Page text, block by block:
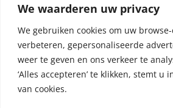
We waarderen uw privacy
We gebruiken cookies om uw
verbeteren, gepersonaliseerde
weer te geven en ons verkeer te
‘Alles accepteren’ te klikken, stemt u
van cookies.